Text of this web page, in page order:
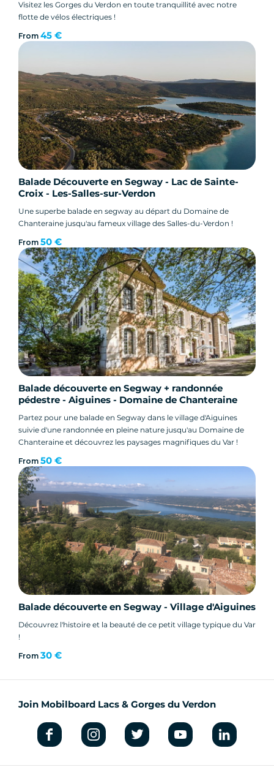
Visitez les Gorges du Verdon en toute tranquillité avec notre
flotte de vélos électriques !
From 45 €
Balade Découverte en Segway - Lac de Sainte-
Croix - Les-Salles-sur-Verdon
Une superbe balade en segway au départ du Domaine de
Chanteraine jusqu'au fameux village des Salles-du-Verdon !
From 50 €
Balade découverte en Segway + randonnée
pédestre - Aiguines - Domaine de Chanteraine
Partez pour une balade en Segway dans le village d'Aiguines
suivie d'une randonnée en pleine nature jusqu'au Domaine de
Chanteraine et découvrez les paysages magnifiques du Var !
From 50 €
Balade découverte en Segway - Village d'Aiguines
Découvrez l'histoire et la beauté de ce petit village typique du Var
!
From 30 €
Join Mobilboard Lacs & Gorges du Verdon